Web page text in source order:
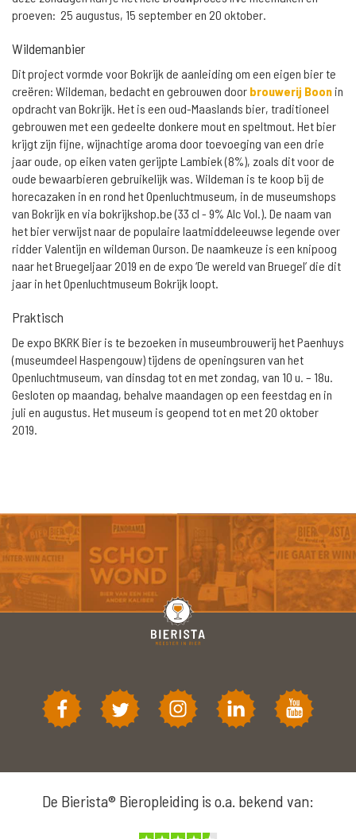
proeven: 25 augustus, 15 september en 20 oktober.
Wildemanbier
Dit project vormde voor Bokrijk de aanleiding om een eigen bier te
creëren: Wildeman, bedacht en gebrouwen door brouwerij Boon in
opdracht van Bokrijk. Het is een oud-Maaslands bier, traditioneel
gebrouwen met een gedeelte donkere mout en speltmout. Het bier
krijgt zijn fijne, wijnachtige aroma door toevoeging van een drie
jaar oude, op eiken vaten gerijpte Lambiek (8%), zoals dit voor de
oude bewaarbieren gebruikelijk was. Wildeman is te koop bij de
horecazaken in en rond het Openluchtmuseum, in de museumshops
van Bokrijk en via bokrijkshop.be (33 cl - 9% Alc Vol.). De naam van
het bier verwijst naar de populaire laatmiddeleeuwse legende over
ridder Valentijn en wildeman Ourson. De naamkeuze is een knipoog
naar het Bruegeljaar 2019 en de expo ‘De wereld van Bruegel’ die dit
jaar in het Openluchtmuseum Bokrijk loopt.
Praktisch
De expo BKRK Bier is te bezoeken in museumbrouwerij het Paenhuys
(museumdeel Haspengouw) tijdens de openingsuren van het
Openluchtmuseum, van dinsdag tot en met zondag, van 10 u. – 18u.
Gesloten op maandag, behalve maandagen op een feestdag en in
juli en augustus. Het museum is geopend tot en met 20 oktober
2019.
De Bierista® Bieropleiding is o.a. bekend van: